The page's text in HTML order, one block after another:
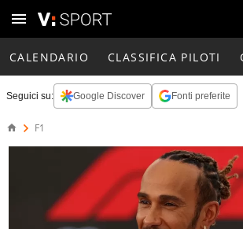
CALENDARIO CLASSIFICA PILOTI
Seguici su: Google Discover Fonti preferite
F1